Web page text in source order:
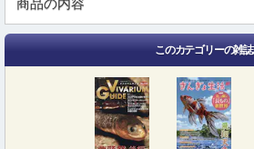
商品の内容
このカテゴリーの雑誌